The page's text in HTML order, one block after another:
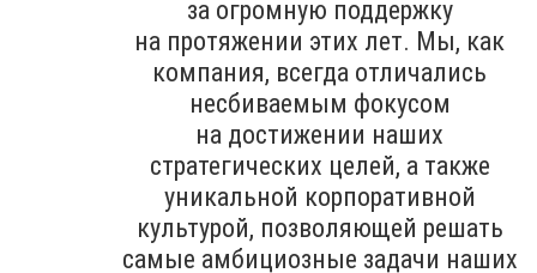
за огромную поддержку
на протяжении этих лет. Мы, как
компания, всегда отличались
несбиваемым фокусом
на достижении наших
стратегических целей, а также
уникальной корпоративной
культурой, позволяющей решать
самые амбициозные задачи наших